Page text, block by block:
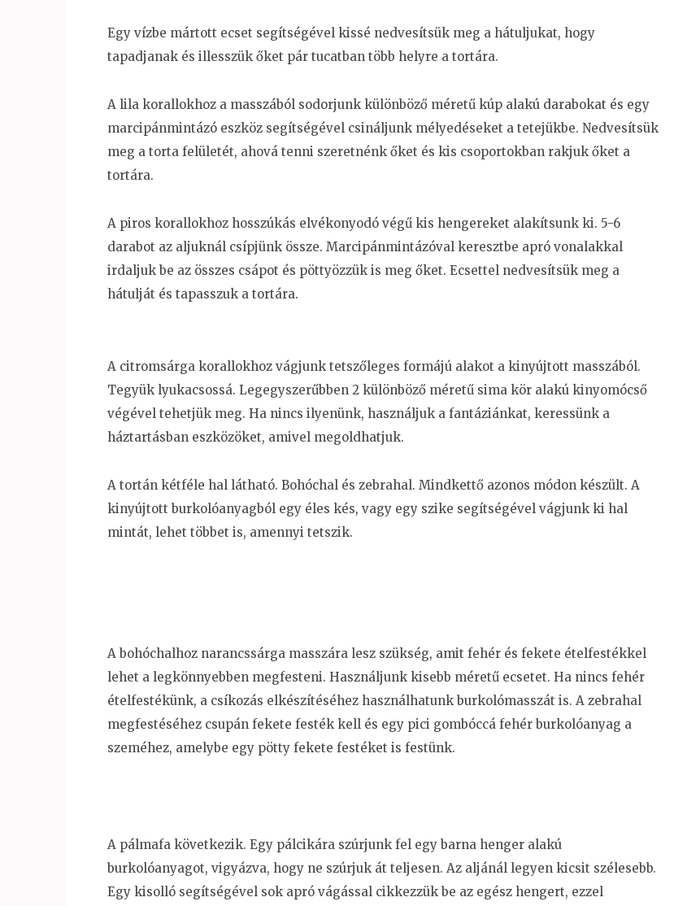
Egy vízbe mártott ecset segítségével kissé nedvesítsük meg a hátuljukat, hogy
tapadjanak és illesszük őket pár tucatban több helyre a tortára.
A lila korallokhoz a masszából sodorjunk különböző méretű kúp alakú darabokat és egy
marcipánmintázó eszköz segítségével csináljunk mélyedéseket a tetejükbe. Nedvesítsük
meg a torta felületét, ahová tenni szeretnénk őket és kis csoportokban rakjuk őket a
tortára.
A piros korallokhoz hosszúkás elvékonyodó végű kis hengereket alakítsunk ki. 5-6
darabot az aljuknál csípjünk össze. Marcipánmintázóval keresztbe apró vonalakkal
irdaljuk be az összes csápot és pöttyözzük is meg őket. Ecsettel nedvesítsük meg a
hátulját és tapasszuk a tortára.
A citromsárga korallokhoz vágjunk tetszőleges formájú alakot a kinyújtott masszából.
Tegyük lyukacsossá. Legegyszerűbben 2 különböző méretű sima kör alakú kinyomócső
végével tehetjük meg. Ha nincs ilyenünk, használjuk a fantáziánkat, keressünk a
háztartásban eszközöket, amivel megoldhatjuk.
A tortán kétféle hal látható. Bohóchal és zebrahal. Mindkettő azonos módon készült. A
kinyújtott burkolóanyagból egy éles kés, vagy egy szike segítségével vágjunk ki hal
mintát, lehet többet is, amennyi tetszik.
A bohóchalhoz narancssárga masszára lesz szükség, amit fehér és fekete ételfestékkel
lehet a legkönnyebben megfesteni. Használjunk kisebb méretű ecsetet. Ha nincs fehér
ételfestékünk, a csíkozás elkészítéséhez használhatunk burkolómasszát is. A zebrahal
megfestéséhez csupán fekete festék kell és egy pici gombóccá fehér burkolóanyag a
szeméhez, amelybe egy pötty fekete festéket is festünk.
A pálmafa következik. Egy pálcikára szúrjunk fel egy barna henger alakú
burkolóanyagot, vigyázva, hogy ne szúrjuk át teljesen. Az aljánál legyen kicsit szélesebb.
Egy kisolló segítségével sok apró vágással cikkezzük be az egész hengert, ezzel